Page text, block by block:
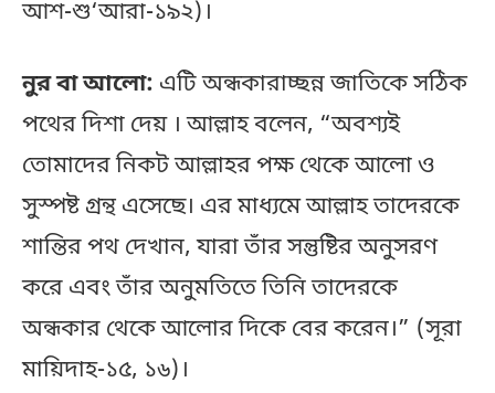
আশ-শু‘আরা-১৯২)।
নুর বা আলো: এটি অন্ধকারাচ্ছন্ন জাতিকে সঠিক
পথের দিশা দেয় । আল্লাহ বলেন, “অবশ্যই
তোমাদের নিকট আল্লাহর পক্ষ থেকে আলো ও
সুস্পষ্ট গ্রন্থ এসেছে। এর মাধ্যমে আল্লাহ তাদেরকে
শান্তির পথ দেখান, যারা তাঁর সন্তুষ্টির অনুসরণ
করে এবং তাঁর অনুমতিতে তিনি তাদেরকে
অন্ধকার থেকে আলোর দিকে বের করেন।” (সূরা
মায়িদাহ-১৫, ১৬)।